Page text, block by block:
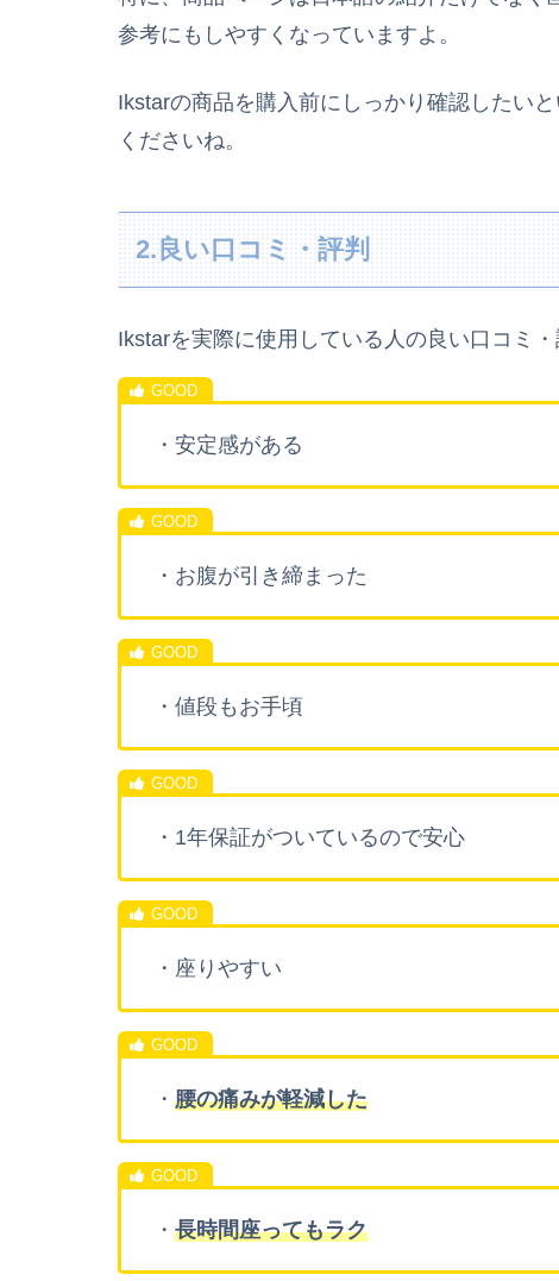
参考にもしやすくなっていますよ。
Ikstarの商品を購入前にしっかり確認したい
くださいね。
2.良い口コミ・評判
Ikstarを実際に使用している人の良い口コミ・
・安定感がある
・お腹が引き締まった
・値段もお手頃
・1年保証がついているので安心
・座りやすい
・ 腰の痛みが軽減した
・ 長時間座ってもラク